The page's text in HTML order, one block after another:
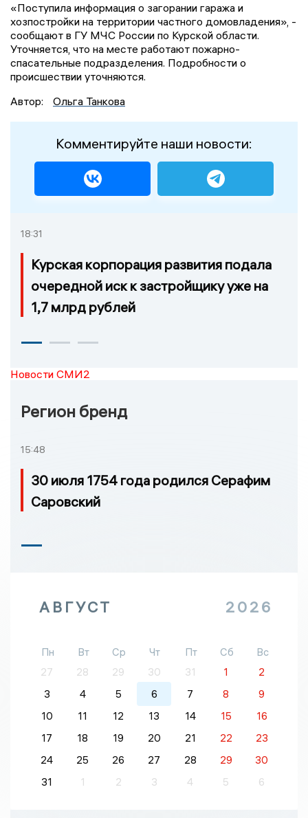
«Поступила информация о загорании гаража и
хозпостройки на территории частного домовладения», -
сообщают в ГУ МЧС России по Курской области.
Уточняется, что на месте работают пожарно-
спасательные подразделения. Подробности о
происшествии уточняются.
Автор:
Ольга Танкова
Комментируйте наши новости:
18:31
Курская корпорация развития подала
очередной иск к застройщику уже на
1,7 млрд рублей
Новости СМИ2
Регион бренд
15:48
30 июля 1754 года родился Серафим
Саровский
АВГУСТ 2026
Пн Вт Ср Чт Пт Сб
Вс
27
28 29 30 31 1
2
3
4 5 6 7 8
9
10
11 12 13 14 15
16
17
18 19 20 21 22
23
24
25 26 27 28 29
30
31
1 2 3 4 5 6